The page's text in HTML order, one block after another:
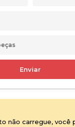
Enviar
não carregue, você